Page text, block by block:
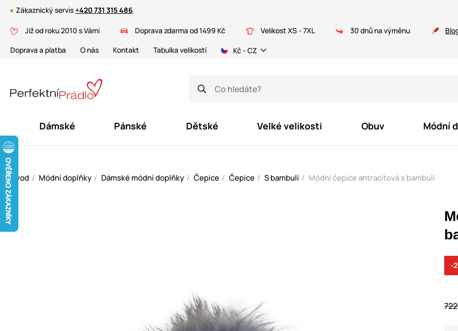
Zákaznický servis+420 731 315 486
Již od roku 2010 s Vámi Doprava zdarma od 1499 Kč Velikost XS - 7XL 30 dnů na výměnu
Doprava a platba
O nás Kontakt Tabulka velikostí Kč - CZ
Dámské Pánské Dětské Velké velikosti Obuv Módní
Úvod Módní doplňky Dámské módní doplňky Čepice Čepice S bambulí Módní čepice antracitová s bambulí
-